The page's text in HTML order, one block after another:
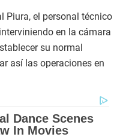
Piura, el personal técnico
en la cámara
su normal
así las operaciones en